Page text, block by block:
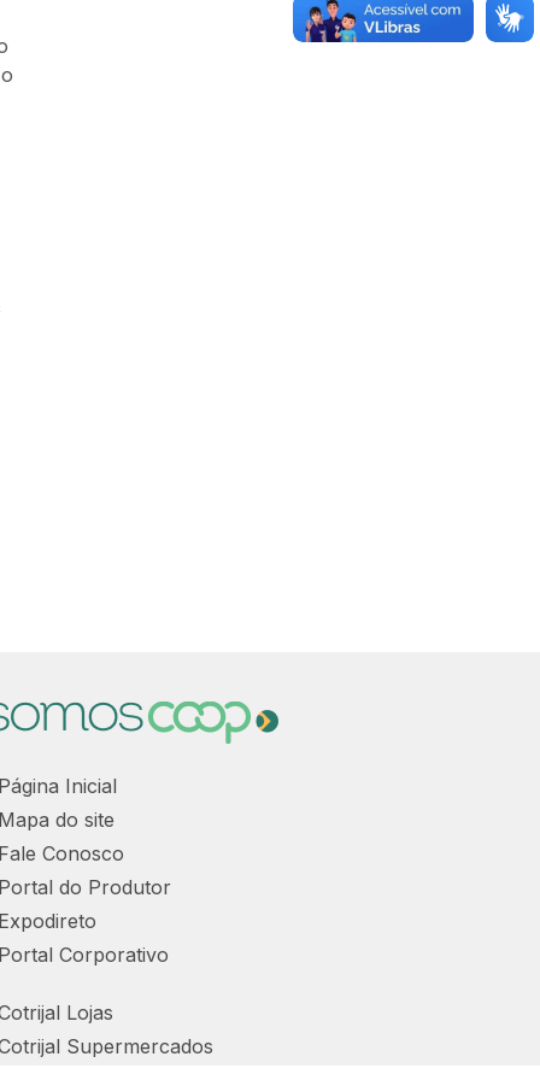
Página Inicial
Mapa do site
Fale Conosco
Portal do Produtor
Expodireto
Portal Corporativo
Lojas
Supermercados